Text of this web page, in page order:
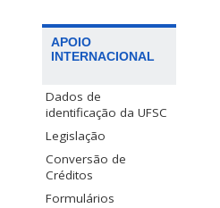
APOIO
INTERNACIONAL
Dados de
identificação da UFSC
Legislação
Conversão de
Créditos
Formulários